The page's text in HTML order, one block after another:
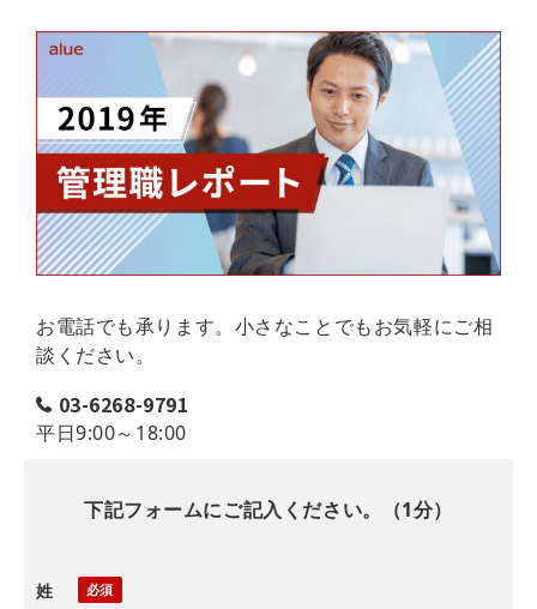
お電話でも承ります。小さなことでもお気軽にご相
談ください。
03-6268-9791
平日9:00～18:00
下記フォームにご記入ください。（1分）
姓